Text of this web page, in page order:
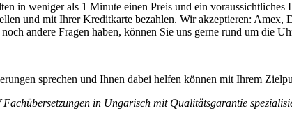
in weniger als 1 Minute einen Preis und ein
und mit Ihrer Kreditkarte bezahlen. Wir akzeptieren: Amex,
andere Fragen haben, können Sie uns gerne rund um die
sprechen und Ihnen dabei helfen können mit Ihrem
in Ungarisch mit Qualitätsgarantie